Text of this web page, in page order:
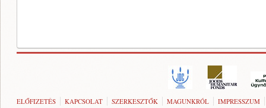
ELŐFIZETÉS KAPCSOLAT SZERKESZTŐK MAGUNKRÓL IMPRESSZUM